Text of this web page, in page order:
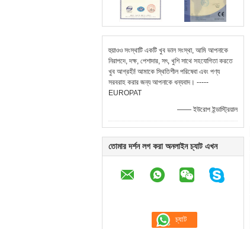
হুয়াওও সংস্থাটি একটি খুব ভাল সংস্থা, আমি আপনাকে
নিরাপদে, দক্ষ, পেশাদার, সৎ, খুশি সাথে সহযোগিতা করতে
খুব আগ্রহী! আমাকে স্থিতিশীল পরিষেবা এবং পণ্য
সরবরাহ করার জন্য আপনাকে ধন্যবাদ। -----
EUROPAT
—— ইউরোপ ইন্ডাস্ট্রিয়াল
তোমার দর্শন লগ করা অনলাইন চ্যাট এখন